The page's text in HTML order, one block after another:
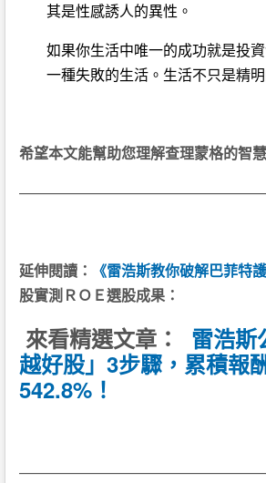
其是性感誘人的異性。
如果你生活中唯一的成功就是投
一種失敗的生活。生活不只是精
希望本文能幫助您理解查理蒙格的智慧
延伸閱讀： 《雷浩斯教你破解巴菲特
股實測ＲＯＥ選股成果：
來看精選文章： 雷浩斯
越好股」3步驟，累積報
542.8%！